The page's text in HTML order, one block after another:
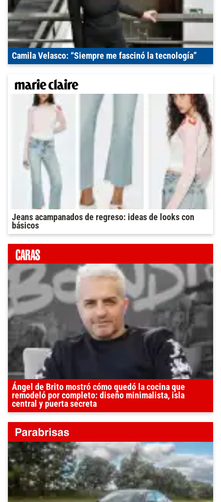
Camila Velasco: “Siempre me fascinó la tecnología”
Jeans acampanados de regreso: ideas de looks con
básicos
Ángel de Brito mostró cómo quedó la cocina que
remodeló por completo: diseño minimalista, isla
central y puerta secreta